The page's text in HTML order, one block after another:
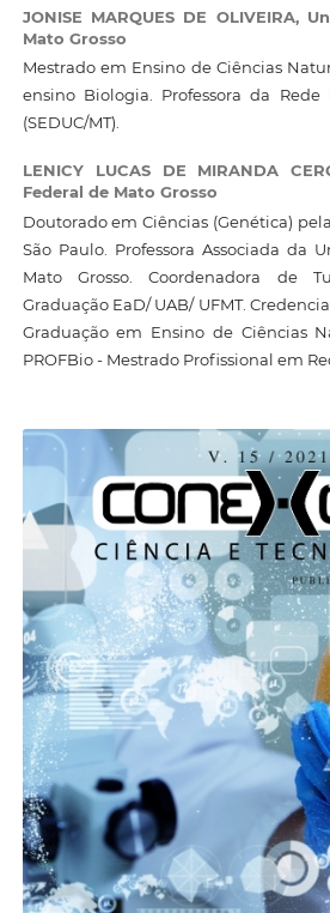
JONISE MARQUES DE OLIVEIRA,
Mato Grosso
Mestrado em Ensino de Ciências
ensino Biologia. Professora da
(SEDUC/MT).
LENICY LUCAS DE MIRANDA
Federal de Mato Grosso
Doutorado em Ciências (Genética)
São Paulo. Professora Associada da
Mato Grosso. Coordenadora de
Graduação EaD/ UAB/ UFMT.
Graduação em Ensino de Ciências
PROFBio - Mestrado Profissional em